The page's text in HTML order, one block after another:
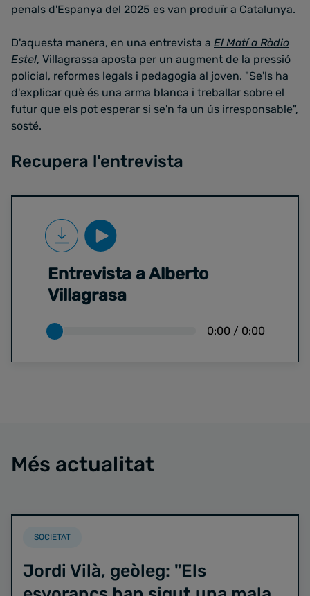
penals d'Espanya del 2025 es van produïr a Catalunya.
D'aquesta manera, en una entrevista a El Matí a Ràdio
Estel, Villagrassa aposta per un augment de la pressió
policial, reformes legals i pedagogia al joven. "Se'ls ha
d'explicar què és una arma blanca i treballar sobre el
futur que els pot esperar si se'n fa un ús irresponsable",
sosté.
Recupera l'entrevista
Entrevista a Alberto
Villagrasa
0:00 / 0:00
Més actualitat
SOCIETAT
Jordi Vilà, geòleg: "Els